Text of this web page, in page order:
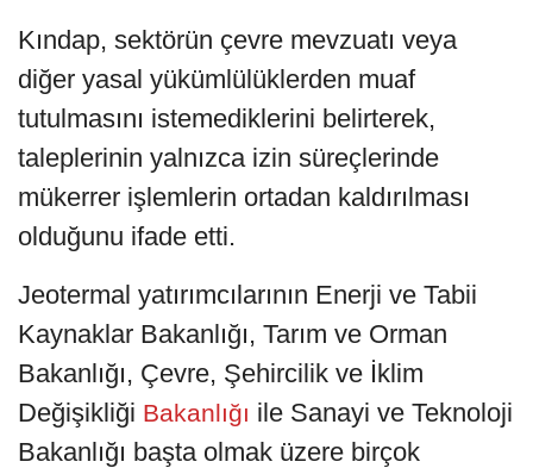
Kındap, sektörün çevre mevzuatı veya
diğer yasal yükümlülüklerden muaf
tutulmasını istemediklerini belirterek,
taleplerinin yalnızca izin süreçlerinde
mükerrer işlemlerin ortadan kaldırılması
olduğunu ifade etti.
Jeotermal yatırımcılarının Enerji ve Tabii
Kaynaklar Bakanlığı, Tarım ve Orman
Bakanlığı, Çevre, Şehircilik ve İklim
Değişikliği Bakanlığı ile Sanayi ve Teknoloji
Bakanlığı başta olmak üzere birçok